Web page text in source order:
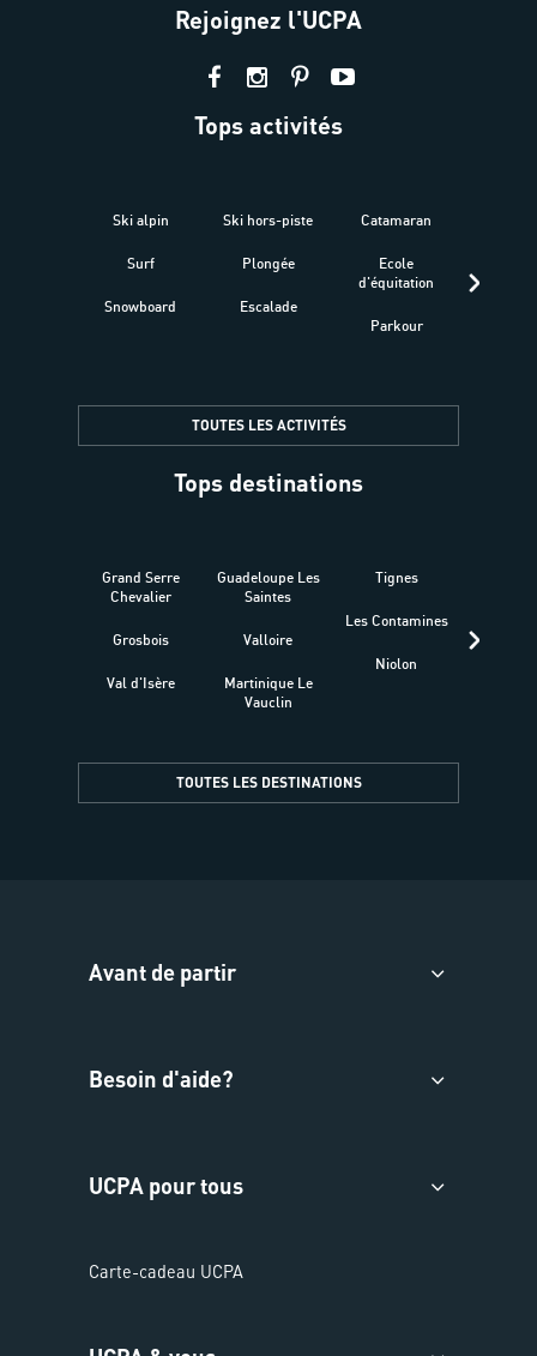
Rejoignez l'UCPA
Tops activités
Ski alpin
Surf
Snowboard
Ski hors-piste
Plongée
Escalade
Catamaran
Ecole
d'équitation
Parkour
TOUTES LES ACTIVITÉS
Tops destinations
Grand Serre
Chevalier
Grosbois
Val d'Isère
Guadeloupe Les
Saintes
Valloire
Martinique Le
Vauclin
Tignes
Les Contamines
Niolon
TOUTES LES DESTINATIONS
Avant de partir
Besoin d'aide?
UCPA pour tous
Carte-cadeau UCPA